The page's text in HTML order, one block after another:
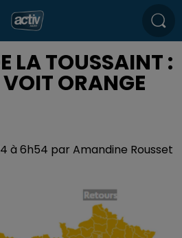
LA TOUSSAINT :
ORANGE
à 6h54 par Amandine Rousset